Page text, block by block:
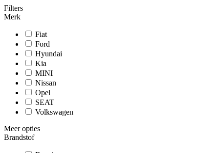
Filters
Merk
Fiat
Ford
Hyundai
Kia
MINI
Nissan
Opel
SEAT
Volkswagen
Meer opties
Brandstof